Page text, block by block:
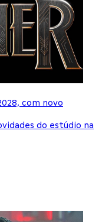
com novo
do estúdio na